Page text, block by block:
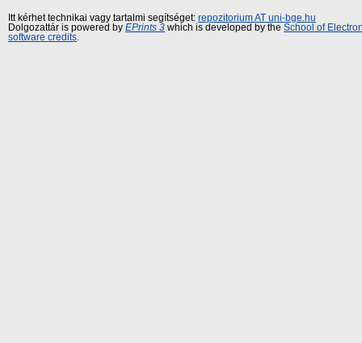
Itt kérhet technikai vagy tartalmi segítséget: repozitorium AT uni-bge.hu
Dolgozattár is powered by EPrints 3 which is developed by the School of
software credits